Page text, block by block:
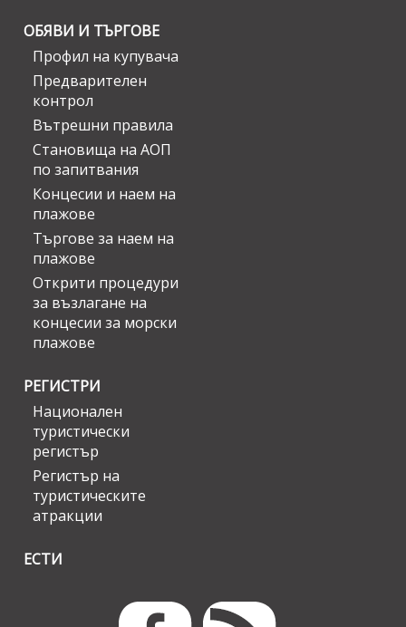
ОБЯВИ И ТЪРГОВЕ
Профил на купувача
Предварителен
контрол
Вътрешни правила
Становища на АОП
по запитвания
Концесии и наем на
плажове
Търгове за наем на
плажове
Открити процедури
за възлагане на
концесии за морски
плажове
РЕГИСТРИ
Национален
туристически
регистър
Регистър на
туристическите
атракции
ЕСТИ